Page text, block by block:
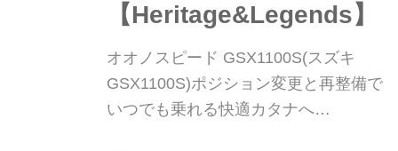
【Heritage&Legends】
オオノスピード GSX1100S(スズキ
GSX1100S)ポジション変更と再整備で
いつでも乗れる快適カタナへ